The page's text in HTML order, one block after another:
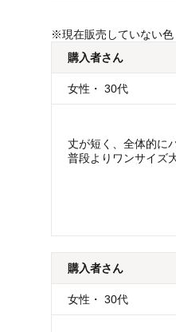
※現在販売していない色
購入者さん
女性 ・ 30代
丈が短く、全体的に
普段よりワンサイズ
購入者さん
女性 ・ 30代